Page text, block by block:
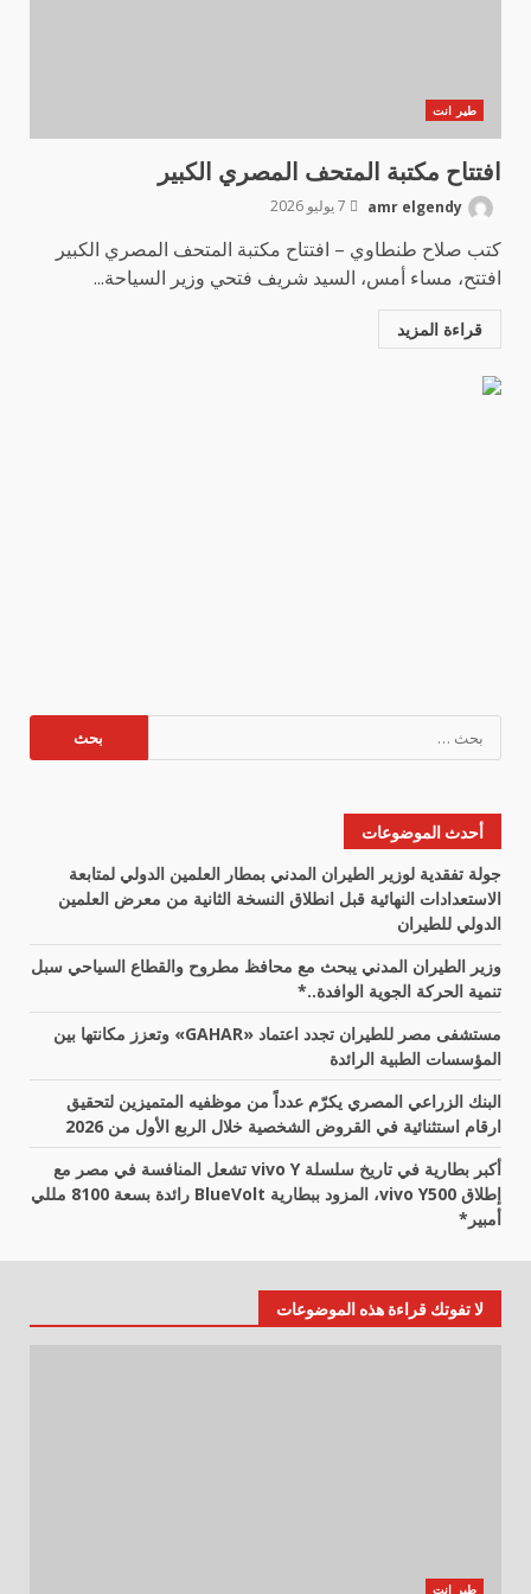
طير انت
افتتاح مكتبة المتحف المصري الكبير
كتب صلاح طنطاوي – افتتاح مكتبة المتحف المصري الكبير
افتتح، مساء أمس، السيد شريف فتحي وزير السياحة...
قراءة المزيد
عن:
أحدث الموضوعات
جولة تفقدية لوزير الطيران المدني بمطار العلمين الدولي لمتابعة
الاستعدادات النهائية قبل انطلاق النسخة الثانية من معرض العلمين
الدولي للطيران
وزير الطيران المدني يبحث مع محافظ مطروح والقطاع السياحي سبل
تنمية الحركة الجوية الوافدة..*
مستشفى مصر للطيران تجدد اعتماد «GAHAR» وتعزز مكانتها بين
المؤسسات الطبية الرائدة
البنك الزراعي المصري يكرّم عدداً من موظفيه المتميزين لتحقيق
ارقام استثنائية في القروض الشخصية خلال الربع الأول من 2026
أكبر بطارية في تاريخ سلسلة vivo Y تشعل المنافسة في مصر مع
إطلاق vivo Y500، المزود ببطارية BlueVolt رائدة بسعة 8100 مللي
أمبير*
لا تفوتك قراءة هذه الموضوعات
طير انت